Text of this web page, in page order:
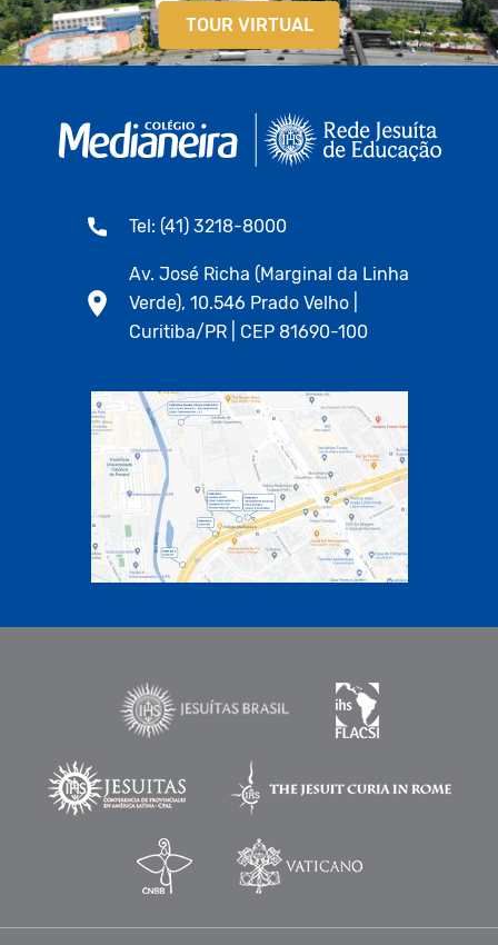
TOUR VIRTUAL
Tel: (41) 3218-8000
Av. José Richa (Marginal da Linha
Verde), 10.546 Prado Velho |
Curitiba/PR | CEP 81690-100